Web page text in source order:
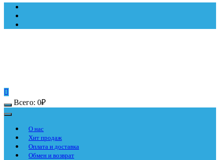
Всего: 0₽
О нас
Хит продаж
Оплата и доставка
Обмен и возврат